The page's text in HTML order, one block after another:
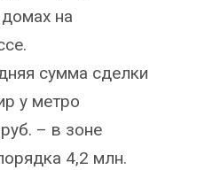
на
сумма сделки
у метро
– в зоне
4,2 млн.